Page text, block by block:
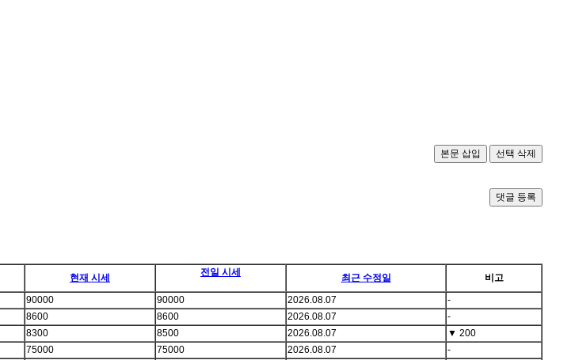
댓글 등록
현재 시세 전일 시세 최근 수정일
비고
90000 90000 2026.08.07
-
8600 8600 2026.08.07
-
8300 8500 2026.08.07 ▼ 200
75000 75000 2026.08.07
-